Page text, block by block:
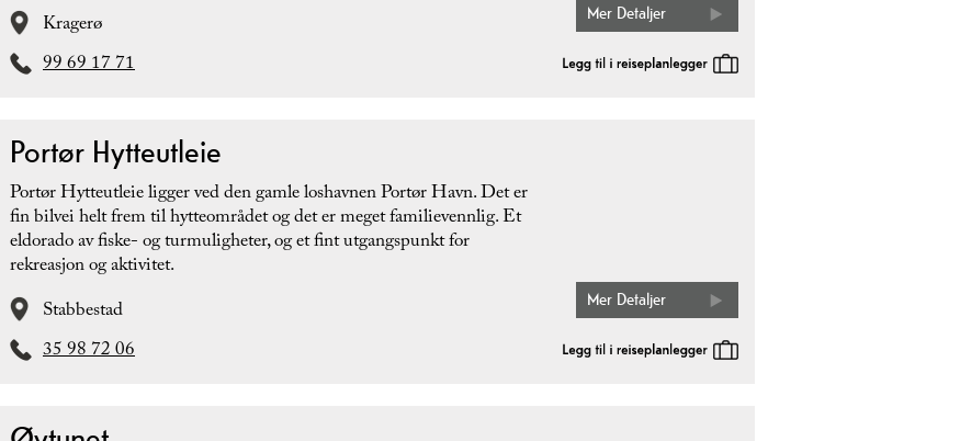
Kragerø
99 69 17 71
Mer Detaljer
Portør Hytteutleie
Portør Hytteutleie ligger ved den gamle loshavnen Portør Havn. Det er
fin bilvei helt frem til hytteområdet og det er meget familievennlig. Et
eldorado av fiske- og turmuligheter, og et fint utgangspunkt for
rekreasjon og aktivitet.
Stabbestad
35 98 72 06
Mer Detaljer